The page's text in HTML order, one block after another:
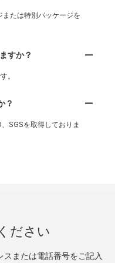
たは特別パッケージを
すか？
。
？
SGSを取得しておりま
ださい
または電話番号をご記入